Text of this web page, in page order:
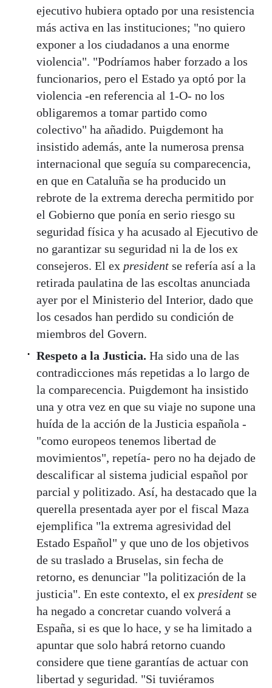
ejecutivo hubiera optado por una resistencia
más activa en las instituciones; "no quiero
exponer a los ciudadanos a una enorme
violencia". "Podríamos haber forzado a los
funcionarios, pero el Estado ya optó por la
violencia -en referencia al 1-O- no los
obligaremos a tomar partido como
colectivo" ha añadido. Puigdemont ha
insistido además, ante la numerosa prensa
internacional que seguía su comparecencia,
en que en Cataluña se ha producido un
rebrote de la extrema derecha permitido por
el Gobierno que ponía en serio riesgo su
seguridad física y ha acusado al Ejecutivo de
no garantizar su seguridad ni la de los ex
consejeros. El ex president se refería así a la
retirada paulatina de las escoltas anunciada
ayer por el Ministerio del Interior, dado que
los cesados han perdido su condición de
miembros del Govern.
Respeto a la Justicia. Ha sido una de las
contradicciones más repetidas a lo largo de
la comparecencia. Puigdemont ha insistido
una y otra vez en que su viaje no supone una
huída de la acción de la Justicia española -
"como europeos tenemos libertad de
movimientos", repetía- pero no ha dejado de
descalificar al sistema judicial español por
parcial y politizado. Así, ha destacado que la
querella presentada ayer por el fiscal Maza
ejemplifica "la extrema agresividad del
Estado Español" y que uno de los objetivos
de su traslado a Bruselas, sin fecha de
retorno, es denunciar "la politización de la
justicia". En este contexto, el ex president se
ha negado a concretar cuando volverá a
España, si es que lo hace, y se ha limitado a
apuntar que solo habrá retorno cuando
considere que tiene garantías de actuar con
libertad y seguridad. "Si tuviéramos